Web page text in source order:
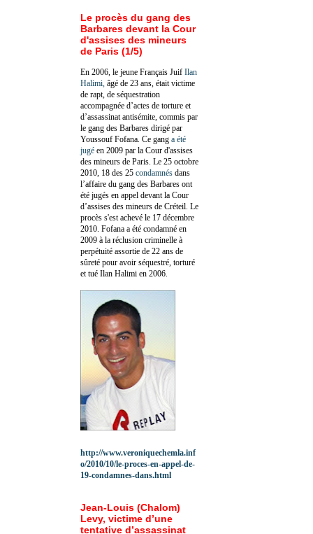
Le procès du gang des
Barbares devant la Cour
d'assises des mineurs
de Paris (1/5)
En 2006, le jeune Français Juif Ilan
Halimi, âgé de 23 ans, était victime
de rapt, de séquestration
accompagnée d’actes de torture et
d’assassinat antisémite, commis par
le gang des Barbares dirigé par
Youssouf Fofana. Ce gang a été
jugé en 2009 par la Cour d'assises
des mineurs de Paris. Le 25 octobre
2010, 18 des 25 condamnés dans
l’affaire du gang des Barbares ont
été jugés en appel devant la Cour
d’assises des mineurs de Créteil. Le
procès s'est achevé le 17 décembre
2010. Fofana a été condamné en
2009 à la réclusion criminelle à
perpétuité assortie de 22 ans de
sûreté pour avoir séquestré, torturé
et tué Ilan Halimi en 2006.
http://www.veroniquechemla.inf
o/2010/10/le-proces-en-appel-de-
19-condamnes-dans.html
Jean-Louis (Chalom)
Levy, victime d’une
tentative d’assassinat